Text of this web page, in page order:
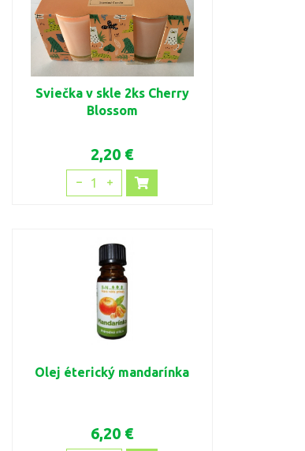
Sviečka v skle 2ks Cherry
Blossom
2,20 €
1
Olej éterický mandarínka
6,20 €